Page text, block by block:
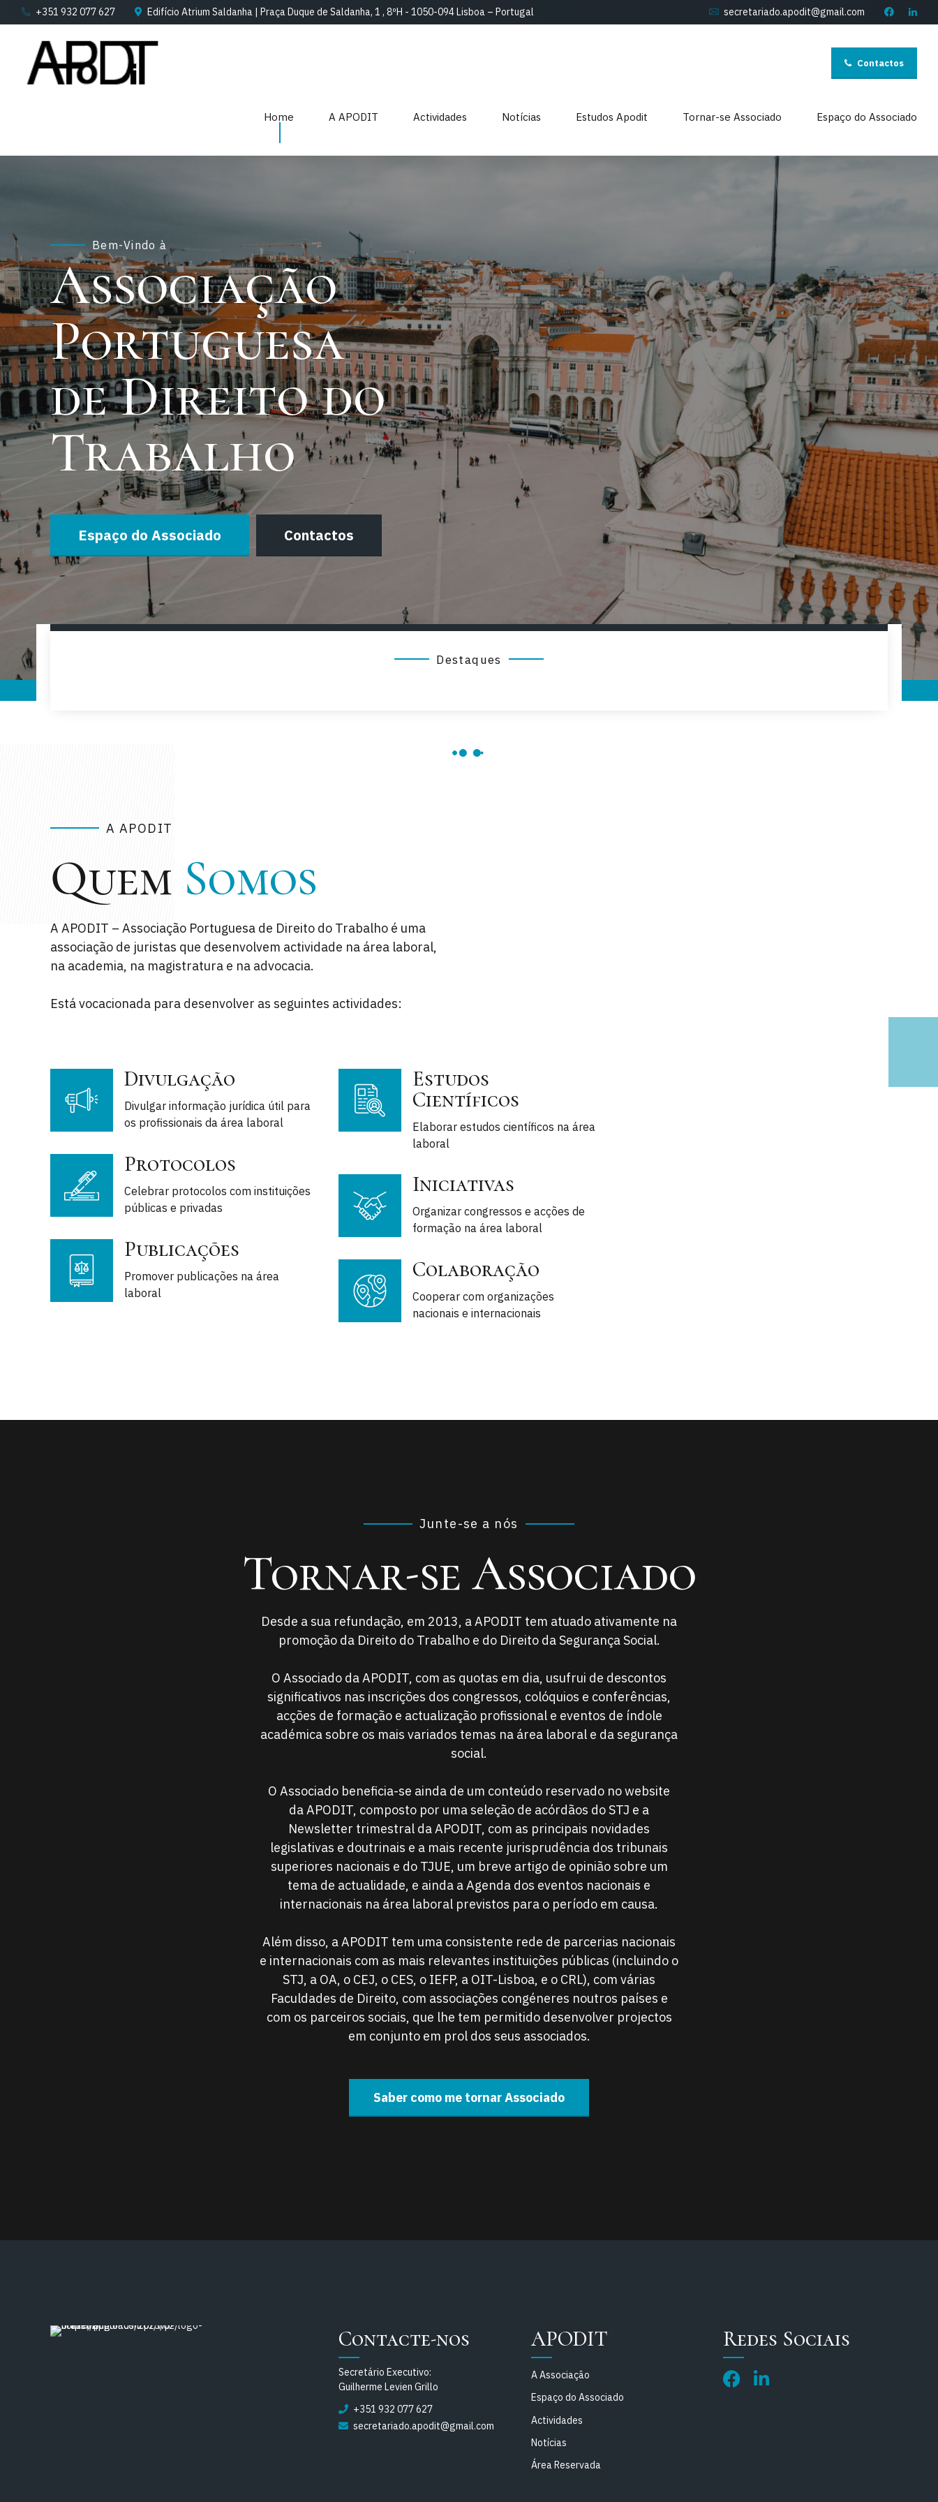
+351 932 077 627 Edifício Atrium Saldanha | Praça Duque de Saldanha, 1 , 8ºH - 1050-094 Lisboa – Portugal secretariado.apodit@gmail.com
Contactos
Home A APODIT Actividades Notícias Estudos Apodit Tornar-se Associado Espaço do Associado
Bem-Vindo à
Associação
Portuguesa
de Direito do
Trabalho
Espaço do Associado Contactos
Destaques
A APODIT
Quem Somos
A APODIT – Associação Portuguesa de Direito do Trabalho é uma
associação de juristas que desenvolvem actividade na área laboral,
na academia, na magistratura e na advocacia.
Está vocacionada para desenvolver as seguintes actividades:
Divulgação
Divulgar informação jurídica útil para
os profissionais da área laboral
Protocolos
Celebrar protocolos com instituições
públicas e privadas
Publicações
Promover publicações na área
laboral
Estudos
Científicos
Elaborar estudos científicos na área
laboral
Iniciativas
Organizar congressos e acções de
formação na área laboral
Colaboração
Cooperar com organizações
nacionais e internacionais
Junte-se a nós
Tornar-se Associado
Desde a sua refundação, em 2013, a APODIT tem atuado ativamente na
promoção da Direito do Trabalho e do Direito da Segurança Social.
O Associado da APODIT, com as quotas em dia, usufrui de descontos
significativos nas inscrições dos congressos, colóquios e conferências,
acções de formação e actualização profissional e eventos de índole
académica sobre os mais variados temas na área laboral e da segurança
social.
O Associado beneficia-se ainda de um conteúdo reservado no website
da APODIT, composto por uma seleção de acórdãos do STJ e a
Newsletter trimestral da APODIT, com as principais novidades
legislativas e doutrinais e a mais recente jurisprudência dos tribunais
superiores nacionais e do TJUE, um breve artigo de opinião sobre um
tema de actualidade, e ainda a Agenda dos eventos nacionais e
internacionais na área laboral previstos para o período em causa.
Além disso, a APODIT tem uma consistente rede de parcerias nacionais
e internacionais com as mais relevantes instituições públicas (incluindo o
STJ, a OA, o CEJ, o CES, o IEFP, a OIT-Lisboa, e o CRL), com várias
Faculdades de Direito, com associações congéneres noutros países e
com os parceiros sociais, que lhe tem permitido desenvolver projectos
em conjunto em prol dos seus associados.
Saber como me tornar Associado
Contacte-nos
Secretário Executivo:
Guilherme Levien Grillo
+351 932 077 627
secretariado.apodit@gmail.com
APODIT
A Associação
Espaço do Associado
Actividades
Notícias
Área Reservada
Redes Sociais